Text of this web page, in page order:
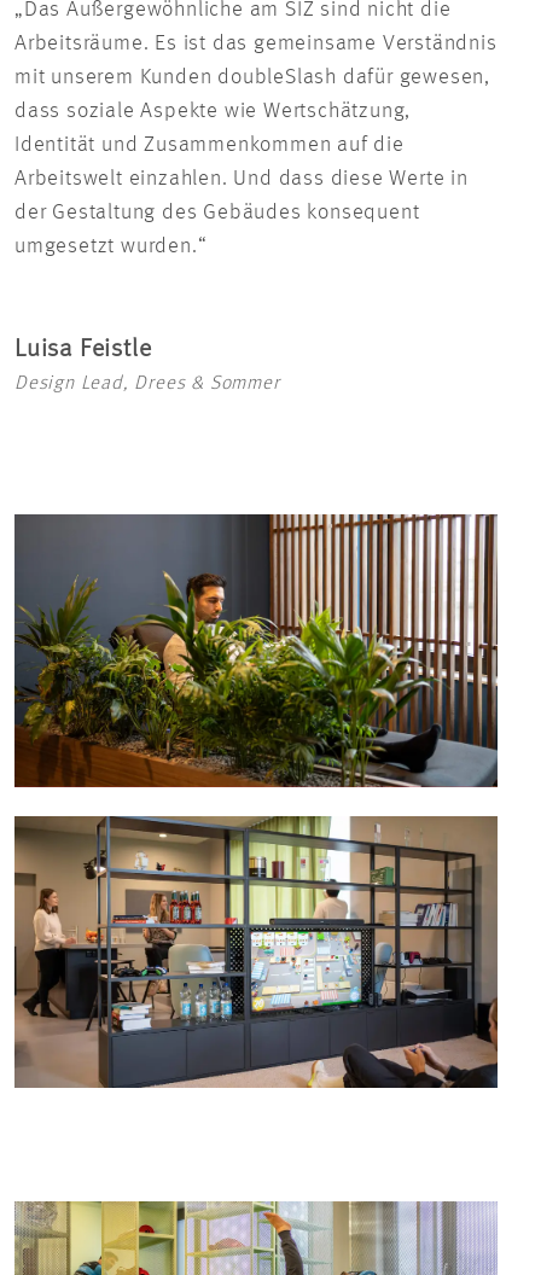
„Das Außergewöhnliche am SIZ sind nicht die
Arbeitsräume. Es ist das gemeinsame Verständnis
mit unserem Kunden doubleSlash dafür gewesen,
dass soziale Aspekte wie Wertschätzung,
Identität und Zusammenkommen auf die
Arbeitswelt einzahlen. Und dass diese Werte in
der Gestaltung des Gebäudes konsequent
umgesetzt wurden.“
Luisa Feistle
Design Lead, Drees & Sommer